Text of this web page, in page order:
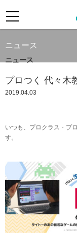
ニュース
ニュース
プロつく 代々木
2019.04.03
いつも、プロクラス・プ
す。